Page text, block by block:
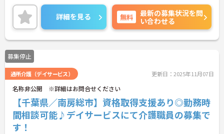
ご興味を持たれた方は面接対策ポイントや求人の詳
細などお話しいたしますのでお気軽にお問い合わせ
下さい。
詳細を見る 無料
最新の募集状況を問
い合わせる
募集停止
通所介護（デイサービス） 更新日：2025年11月07日
名称非公開 ※詳細はお問合せください
【千葉県／南房総市】資格取得支援あり◎勤務時
間相談可能♪デイサービスにて介護職員の募集で
す！